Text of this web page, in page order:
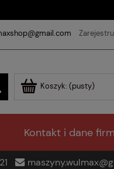
Koszyk: (pusty)
Kontakt i dane